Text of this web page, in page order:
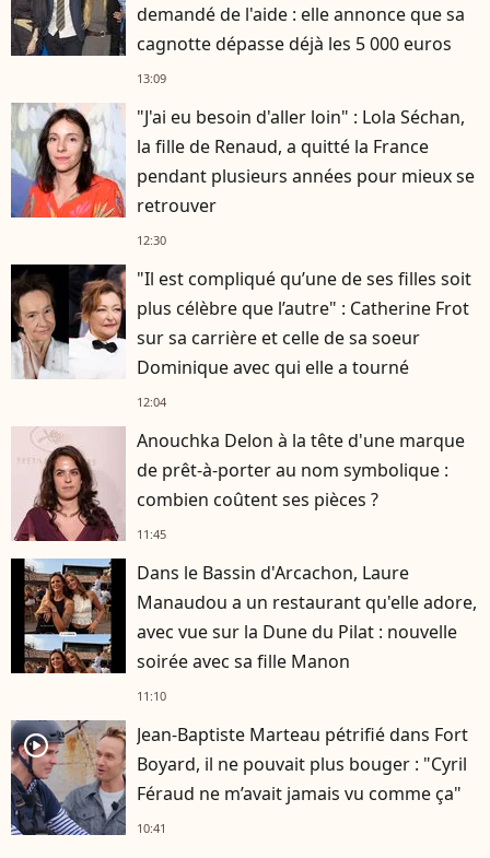
demandé de l'aide : elle annonce que sa
cagnotte dépasse déjà les 5 000 euros
13:09
"J'ai eu besoin d'aller loin" : Lola Séchan,
la fille de Renaud, a quitté la France
pendant plusieurs années pour mieux se
retrouver
12:30
"Il est compliqué qu’une de ses filles soit
plus célèbre que l’autre" : Catherine Frot
sur sa carrière et celle de sa soeur
Dominique avec qui elle a tourné
12:04
Anouchka Delon à la tête d'une marque
de prêt-à-porter au nom symbolique :
combien coûtent ses pièces ?
11:45
Dans le Bassin d'Arcachon, Laure
Manaudou a un restaurant qu'elle adore,
avec vue sur la Dune du Pilat : nouvelle
soirée avec sa fille Manon
11:10
player2
Jean-Baptiste Marteau pétrifié dans Fort
Boyard, il ne pouvait plus bouger : "Cyril
Féraud ne m’avait jamais vu comme ça"
10:41